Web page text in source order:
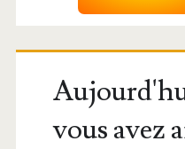
vous avez